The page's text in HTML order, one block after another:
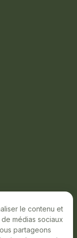
le contenu et
médias sociaux
partageons